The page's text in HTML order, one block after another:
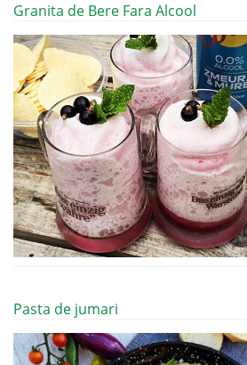
Granita de Bere Fara Alcool
Pasta de jumari